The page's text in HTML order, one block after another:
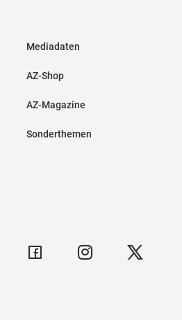
Mediadaten
AZ-Shop
AZ-Magazine
Sonderthemen